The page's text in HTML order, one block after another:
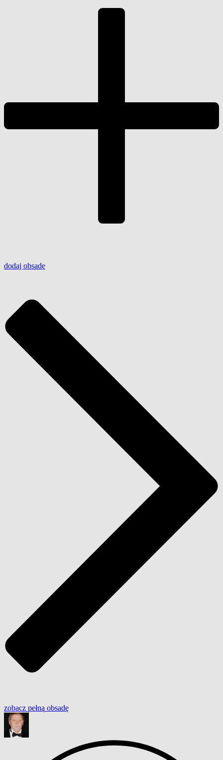
dodaj obsadę
zobacz pełną obsadę